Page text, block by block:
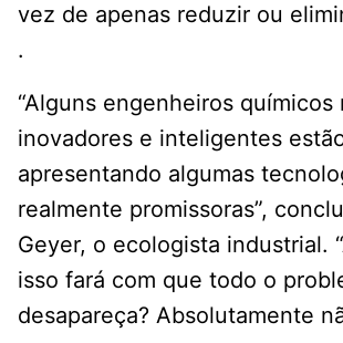
vez de apenas reduzir ou
.
“Alguns engenheiros químicos
inovadores e inteligentes
apresentando algumas
realmente promissoras”,
Geyer, o ecologista industrial.
isso fará com que todo o
desapareça? Absolutamente